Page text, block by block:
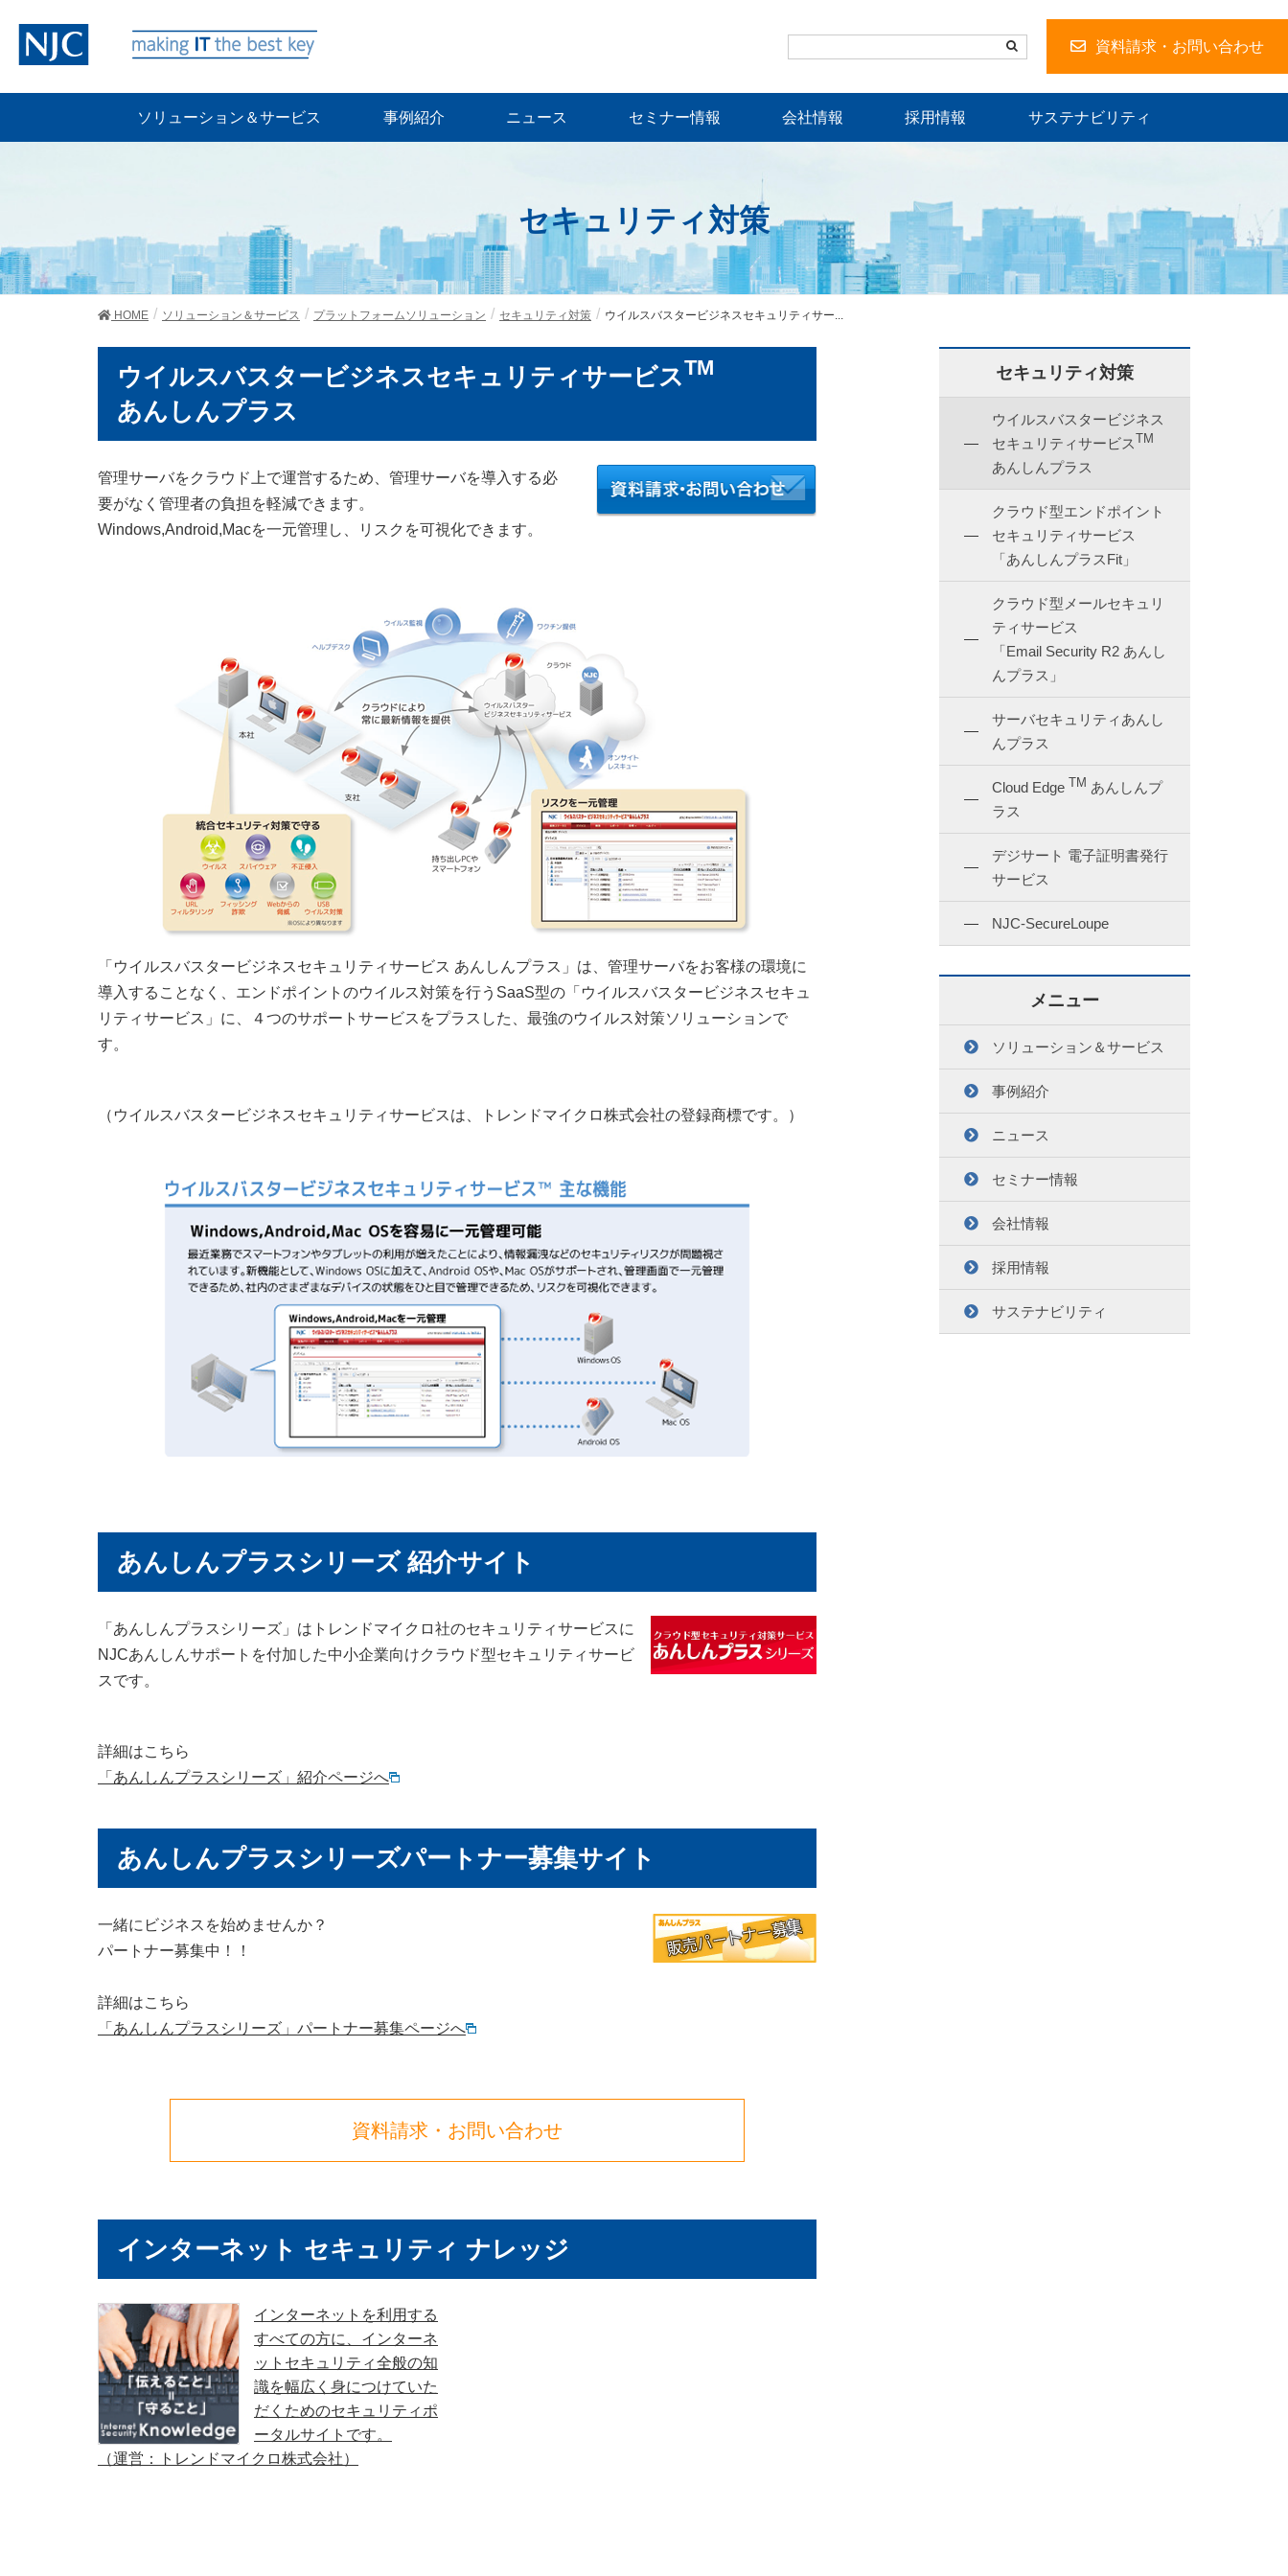
資料請求・お問い合わせ
ソリューション＆サービス 事例紹介 ニュース セミナー情報 会社情報 採用情報 サステナビリティ
セキュリティ対策
HOME ソリューション＆サービス プラットフォームソリューション セキュリティ対策 ウイルスバスタービジネスセキュリティサー...
ウイルスバスタービジネスセキュリティサービスTM
あんしんプラス
管理サーバをクラウド上で運営するため、管理サーバを導入する必
要がなく管理者の負担を軽減できます。
Windows,Android,Macを一元管理し、リスクを可視化できます。
「ウイルスバスタービジネスセキュリティサービス あんしんプラス」は、管理サーバをお客様の環境に
導入することなく、エンドポイントのウイルス対策を行うSaaS型の「ウイルスバスタービジネスセキュ
リティサービス」に、４つのサポートサービスをプラスした、最強のウイルス対策ソリューションで
す。
（ウイルスバスタービジネスセキュリティサービスは、トレンドマイクロ株式会社の登録商標です。）
あんしんプラスシリーズ 紹介サイト
「あんしんプラスシリーズ」はトレンドマイクロ社のセキュリティサービスに
NJCあんしんサポートを付加した中小企業向けクラウド型セキュリティサービ
スです。
詳細はこちら
「あんしんプラスシリーズ」紹介ページへ
あんしんプラスシリーズパートナー募集サイト
一緒にビジネスを始めませんか？
パートナー募集中！！
詳細はこちら
「あんしんプラスシリーズ」パートナー募集ページへ
資料請求・お問い合わせ
インターネット セキュリティ ナレッジ
インターネットを利用する
すべての方に、インターネ
ットセキュリティ全般の知
識を幅広く身につけていた
だくためのセキュリティポ
ータルサイトです。
（運営：トレンドマイクロ株式会社）
セキュリティ対策
ウイルスバスタービジネス
セキュリティサービスTM
あんしんプラス
クラウド型エンドポイント
セキュリティサービス
「あんしんプラスFit」
クラウド型メールセキュリ
ティサービス
「Email Security R2 あんし
んプラス」
サーバセキュリティあんし
んプラス
Cloud Edge TM あんしんプ
ラス
デジサート 電子証明書発行
サービス
NJC-SecureLoupe
メニュー
ソリューション＆サービス
事例紹介
ニュース
セミナー情報
会社情報
採用情報
サステナビリティ